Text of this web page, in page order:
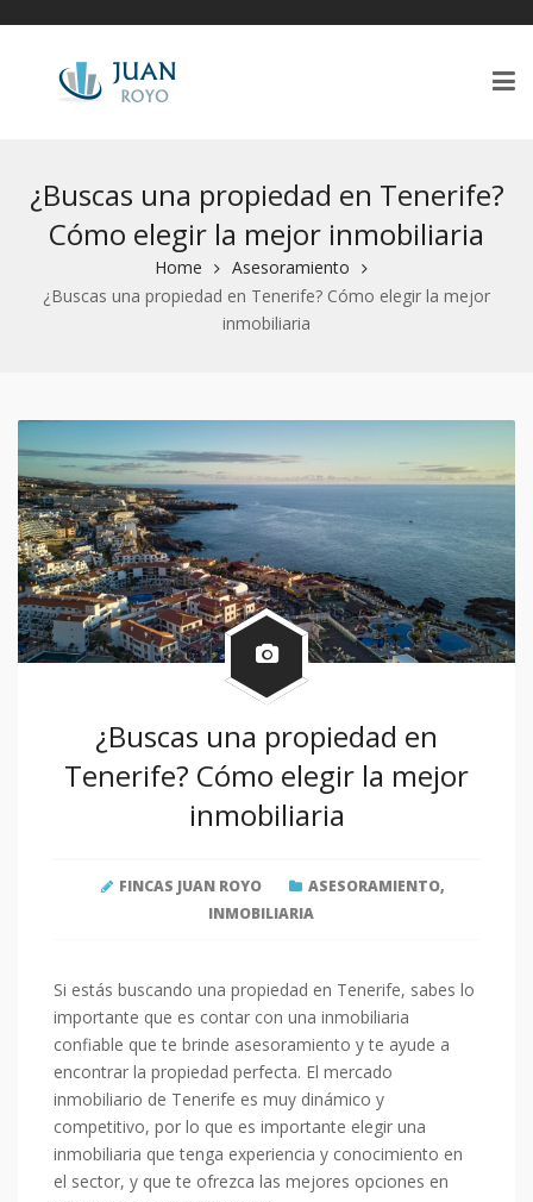
¿Buscas una propiedad en Tenerife?
Cómo elegir la mejor inmobiliaria
Home
Asesoramiento
¿Buscas una propiedad en Tenerife? Cómo elegir la mejor
inmobiliaria
¿Buscas una propiedad en
Tenerife? Cómo elegir la mejor
inmobiliaria
FINCAS JUAN ROYO ASESORAMIENTO,
INMOBILIARIA
Si estás buscando una propiedad en Tenerife, sabes lo
importante que es contar con una inmobiliaria
confiable que te brinde asesoramiento y te ayude a
encontrar la propiedad perfecta. El mercado
inmobiliario de Tenerife es muy dinámico y
competitivo, por lo que es importante elegir una
inmobiliaria que tenga experiencia y conocimiento en
el sector, y que te ofrezca las mejores opciones en